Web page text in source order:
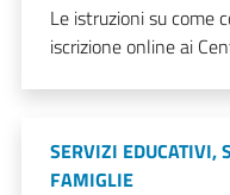
Le istruzioni su come
iscrizione online ai
SERVIZI EDUCATIVI,
FAMIGLIE